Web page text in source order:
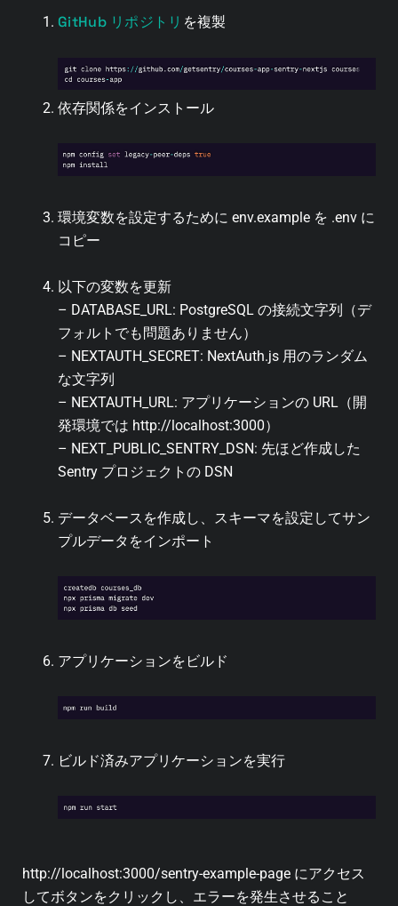
GitHub リポジトリ を複製
依存関係をインストール
環境変数を設定するために env.example を .env に
コピー
以下の変数を更新
– DATABASE_URL: PostgreSQL の接続文字列（デ
フォルトでも問題ありません）
– NEXTAUTH_SECRET: NextAuth.js 用のランダム
な文字列
– NEXTAUTH_URL: アプリケーションの URL（開
発環境では http://localhost:3000）
– NEXT_PUBLIC_SENTRY_DSN: 先ほど作成した
Sentry プロジェクトの DSN
データベースを作成し、スキーマを設定してサン
プルデータをインポート
アプリケーションをビルド
ビルド済みアプリケーションを実行
http://localhost:3000/sentry-example-page にアクセス
してボタンをクリックし、エラーを発生させること